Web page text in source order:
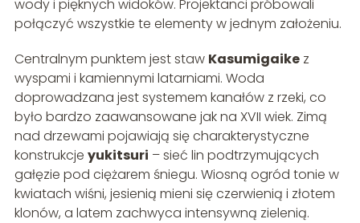
wody i pięknych widoków. Projektanci próbowali
połączyć wszystkie te elementy w jednym założeniu.
Centralnym punktem jest staw Kasumigaikez
wyspami i kamiennymi latarniami. Woda
doprowadzana jest systemem kanałów z rzeki, co
było bardzo zaawansowane jak na XVII wiek. Zimą
nad drzewami pojawiają się charakterystyczne
konstrukcje yukitsuri – sieć lin podtrzymujących
gałęzie pod ciężarem śniegu. Wiosną ogród tonie w
kwiatach wiśni, jesienią mieni się czerwienią i złotem
klonów, a latem zachwyca intensywną zielenią.